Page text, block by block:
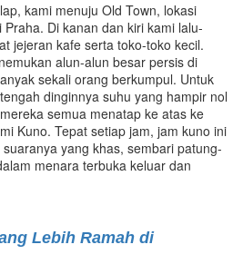
kami menuju Old Town, lokasi
Di kanan dan kiri kami lalu-
jejeran kafe serta toko-toko kecil.
alun-alun besar persis di
sekali orang berkumpul. Untuk
dinginnya suhu yang hampir nol
semua menatap ke atas ke
Kuno. Tepat setiap jam, jam kuno ini
yang khas, sembari patung-
menara terbuka keluar dan
Lebih Ramah di